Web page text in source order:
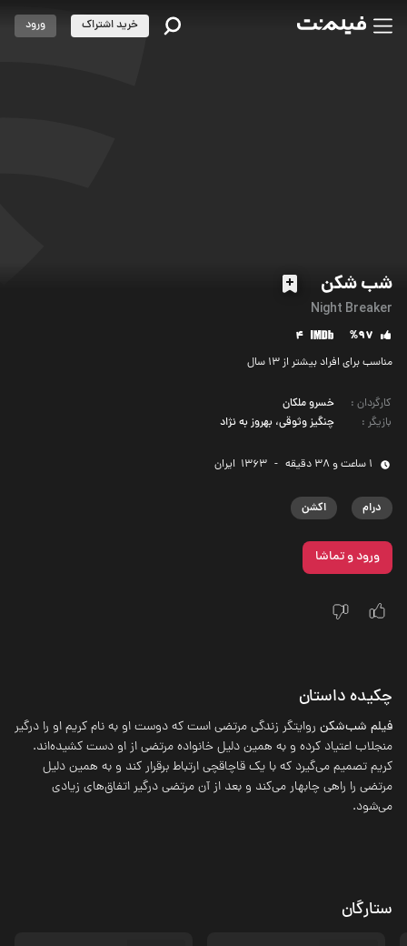
شب شکن
Night Breaker
%97
4
مناسب برای افراد بیشتر از 13 سال
کارگردان :
خسرو ملکان
بازیگر : چنگیز وثوقی، بهروز به نژاد
1 ساعت و 38 دقیقه -
1363 ‌ ایران
درام اکشن
ورود و تماشا
خرید اشتراک ورود
چکیده داستان
فیلم شب‌شکن روایتگر زندگی مرتضی است که دوست او به نام کریم او را درگیر
منجلاب اعتیاد کرده و به همین دلیل خانواده مرتضی از او دست کشیده‌اند.
کریم تصمیم می‌گیرد که با یک قاچاقچی ارتباط برقرار کند و به همین دلیل
مرتضی را راهی چابهار می‌کند و بعد از آن مرتضی درگیر اتفاق‌های زیادی
می‌شود.
ستارگان